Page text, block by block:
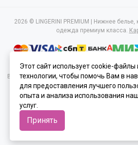
2026 © LINGERINI PREMIUM | Нижнее
одежда премиум класса.
Вся представленная на сайте информация,
стоимости товаров и услуг, носит
каких условиях не является публичной
положениями Статьи 437(2)
Этот сайт использует cookie-файлы
технологии, чтобы помочь Вам в
для предоставления лучшего
опыта и анализа использования
услуг.
Принять